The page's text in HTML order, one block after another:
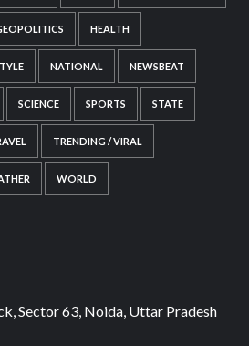
HEALTH
NATIONAL NEWSBEAT
SCIENCE SPORTS STATE
TRENDING / VIRAL
WORLD
Sector 63, Noida, Uttar Pradesh